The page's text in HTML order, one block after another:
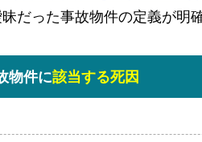
だった事故物件の定義が明
物件に該当する死因